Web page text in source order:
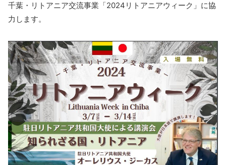
千葉・リトアニア交流事業「2024リトアニアウィーク」に協
力します。